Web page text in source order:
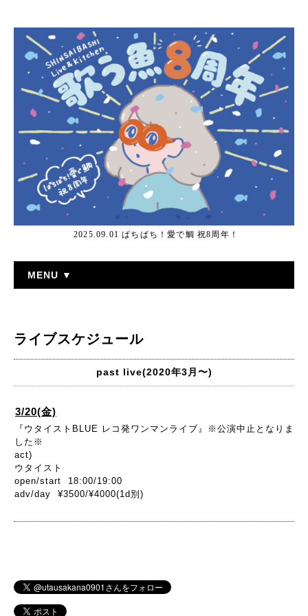
2025.09.01 ぱちぱち！愛で鯛 祝8周年！
MENU ▼
ライブスケジュール
past live(2020年3月〜)
3/20(金)
『ウタイストBLUE レコ発ワンマンライブ』※公演中止となりま
した※
act)
ウタイスト
open/start 18:00/19:00
adv/day ¥3500/¥4000(1d別)